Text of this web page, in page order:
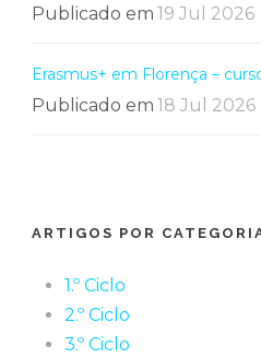
Publicado em 19 Jul 2026
Erasmus+ em Florença –
Publicado em 18 Jul 2026
ARTIGOS POR
1.º Ciclo
2.º Ciclo
3.º Ciclo